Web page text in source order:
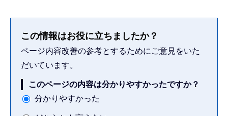
この情報はお役に立ちましたか？
ページ内容改善の参考とするためにご意見をいた
だいています。
このページの内容は分かりやすかったですか？
分かりやすかった